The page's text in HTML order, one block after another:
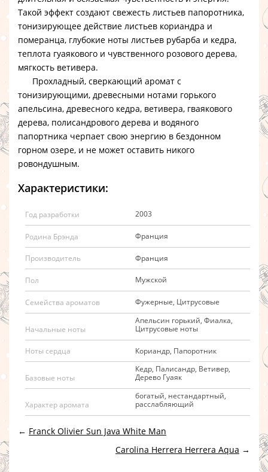
Такой эффект создают свежесть листьев папоротника,
тонизирующее действие листьев кориандра и
померанца, глубокие ноты листьев рубарба и кедра,
теплота гуаякового и чувственного розового дерева,
мягкость ветивера.
Прохладный, сверкающий аромат с
тонизирующими, древесными нотами горького
апельсина, древесного кедра, ветивера, гваякового
дерева, полисандрового дерева и водяного
папортника черпает свою энергию в бездонном
горном озере, и не может оставить никого
ровондушным.
Характеристики:
Год разработки 2003
Родина Брэнда Франция
Производитель Франция
Пол Мужской
Семейства ароматов Фужерные, Цитрусовые
Начальные ноты
Апельсин горький, Фиалка,
Цитрусовые ноты
Ноты сердца Кориандр, Папоротник
Базовые ноты
Кедр, Палисандр, Ветивер,
Дерево Гуаяк
Характер аромата
богатый, нестандартный,
расслабляющий
← Franck Olivier Sun Java White Man
Carolina Herrera Herrera Aqua →